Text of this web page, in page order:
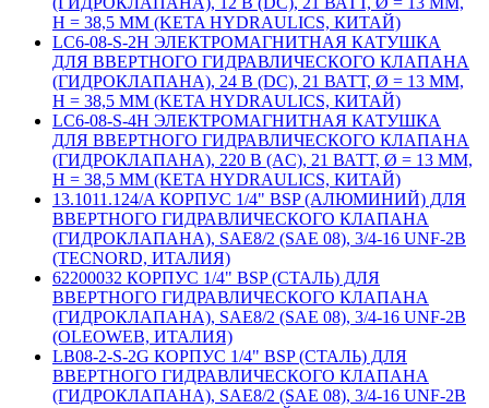
H = 38,5 ММ (KETA HYDRAULICS, КИТАЙ)
LC6-08-S-2H ЭЛЕКТРОМАГНИТНАЯ КАТУШКА
ДЛЯ ВВЕРТНОГО ГИДРАВЛИЧЕСКОГО КЛАПАНА
(ГИДРОКЛАПАНА), 24 В (DC), 21 ВАТТ, Ø = 13 ММ,
H = 38,5 ММ (KETA HYDRAULICS, КИТАЙ)
LC6-08-S-4H ЭЛЕКТРОМАГНИТНАЯ КАТУШКА
ДЛЯ ВВЕРТНОГО ГИДРАВЛИЧЕСКОГО КЛАПАНА
(ГИДРОКЛАПАНА), 220 В (AC), 21 ВАТТ, Ø = 13 ММ,
H = 38,5 ММ (KETA HYDRAULICS, КИТАЙ)
13.1011.124/A КОРПУС 1/4" BSP (АЛЮМИНИЙ) ДЛЯ
ВВЕРТНОГО ГИДРАВЛИЧЕСКОГО КЛАПАНА
(ГИДРОКЛАПАНА), SAE8/2 (SAE 08), 3/4-16 UNF-2B
(TECNORD, ИТАЛИЯ)
62200032 КОРПУС 1/4" BSP (СТАЛЬ) ДЛЯ
ВВЕРТНОГО ГИДРАВЛИЧЕСКОГО КЛАПАНА
(ГИДРОКЛАПАНА), SAE8/2 (SAE 08), 3/4-16 UNF-2B
(OLEOWEB, ИТАЛИЯ)
LB08-2-S-2G КОРПУС 1/4" BSP (СТАЛЬ) ДЛЯ
ВВЕРТНОГО ГИДРАВЛИЧЕСКОГО КЛАПАНА
(ГИДРОКЛАПАНА), SAE8/2 (SAE 08), 3/4-16 UNF-2B